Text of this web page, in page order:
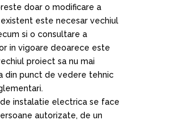
doar o modificare a
este necesar vechiul
si o consultare a
in vigoare deoarece este
proiect sa nu mai
din punct de vedere tehnic
instalatie electrica se face
autorizate, de un